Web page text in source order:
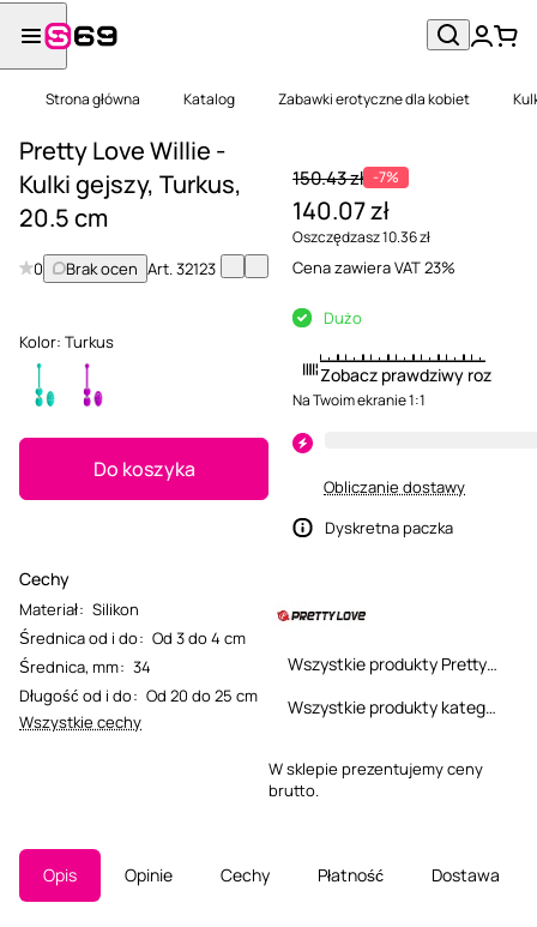
Strona główna Katalog Zabawki erotyczne dla kobiet
Pretty Love Willie -
Kulki gejszy, Turkus,
20.5 cm
0 Brak ocen Art.32123
Kolor: Turkus
Do koszyka
Cechy
Materiał: Silikon
Średnica od i do: Od 3 do 4 cm
Średnica, mm: 34
Długość od i do: Od 20 do 25 cm
Wszystkie cechy
150.43 zł -7%
140.07 zł
Oszczędzasz 10.36 zł
Cena zawiera VAT 23%
Dużo
Zobacz prawdziwy rozmiar
Na Twoim ekranie 1:1
Obliczanie dostawy
Dyskretna paczka
Wszystkie produkty Pretty Love
Wszystkie produkty kategorii
W sklepie prezentujemy ceny
brutto.
Opis Opinie Cechy Płatność Dostawa